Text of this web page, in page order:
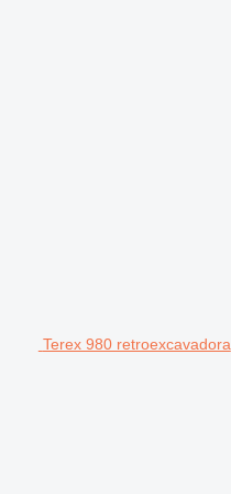
Terex 980 retroexcavadora